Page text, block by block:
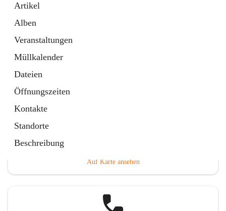
Artikel
Alben
Veranstaltungen
Müllkalender
Dateien
Öffnungszeiten
Kontakte
Standorte
Beschreibung
Gemeindeservice
Auf Karte ansehen